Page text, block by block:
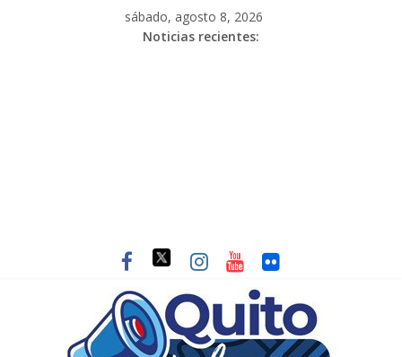
sábado, agosto 8, 2026
Noticias recientes: